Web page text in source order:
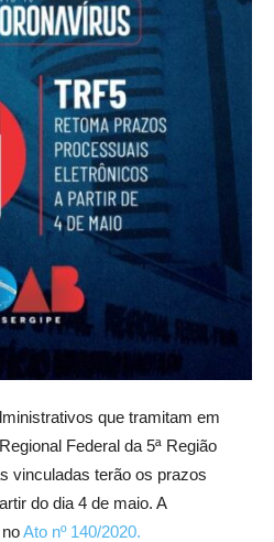
que tramitam em
Federal da 5ª Região
vinculadas terão os prazos
do dia 4 de maio. A
Ato nº 140/2020.